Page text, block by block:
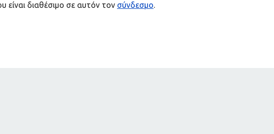
είναι διαθέσιμο σε αυτόν τον σύνδεσμο.